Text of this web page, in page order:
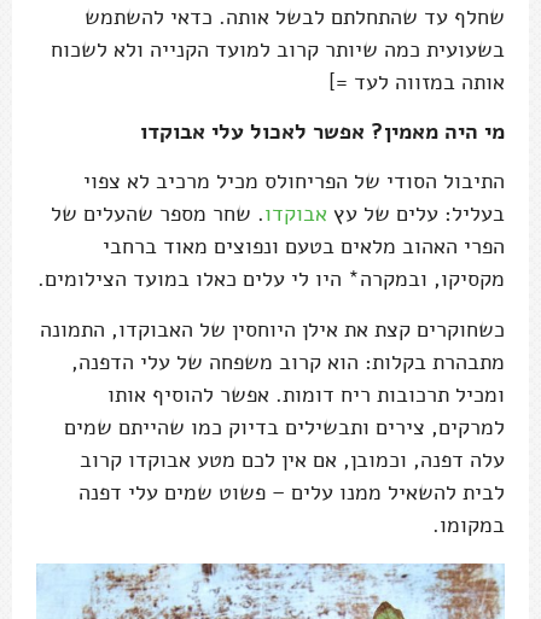
שחלף עד שהתחלתם לבשל אותה. כדאי להשתמש
בשעועית כמה שיותר קרוב למועד הקנייה ולא לשכוח
אותה במזווה לעד =]
מי היה מאמין? אפשר לאכול עלי אבוקדו
התיבול הסודי של הפריחולס מכיל מרכיב לא צפוי
בעליל: עלים של עץ אבוקדו. שחר מספר שהעלים של
הפרי האהוב מלאים בטעם ונפוצים מאוד ברחבי
מקסיקו, ובמקרה* היו לי עלים כאלו במועד הצילומים.
כשחוקרים קצת את אילן היוחסין של האבוקדו, התמונה
מתבהרת בקלות: הוא קרוב משפחה של עלי הדפנה,
ומכיל תרכובות ריח דומות. אפשר להוסיף אותו
למרקים, צירים ותבשילים בדיוק כמו שהייתם שמים
עלה דפנה, וכמובן, אם אין לכם מטע אבוקדו קרוב
לבית להשאיל ממנו עלים – פשוט שמים עלי דפנה
במקומו.